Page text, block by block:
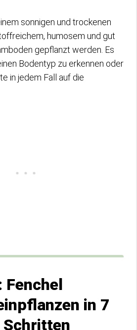
sonnigen und trockenen
humosem und gut
gepflanzt werden. Es
Bodentyp zu erkennen oder
in jedem Fall auf die
Fenchel
in 7